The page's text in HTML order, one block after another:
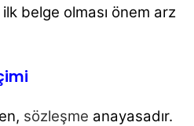
belge olması önem arz
sözleşme anayasadır.